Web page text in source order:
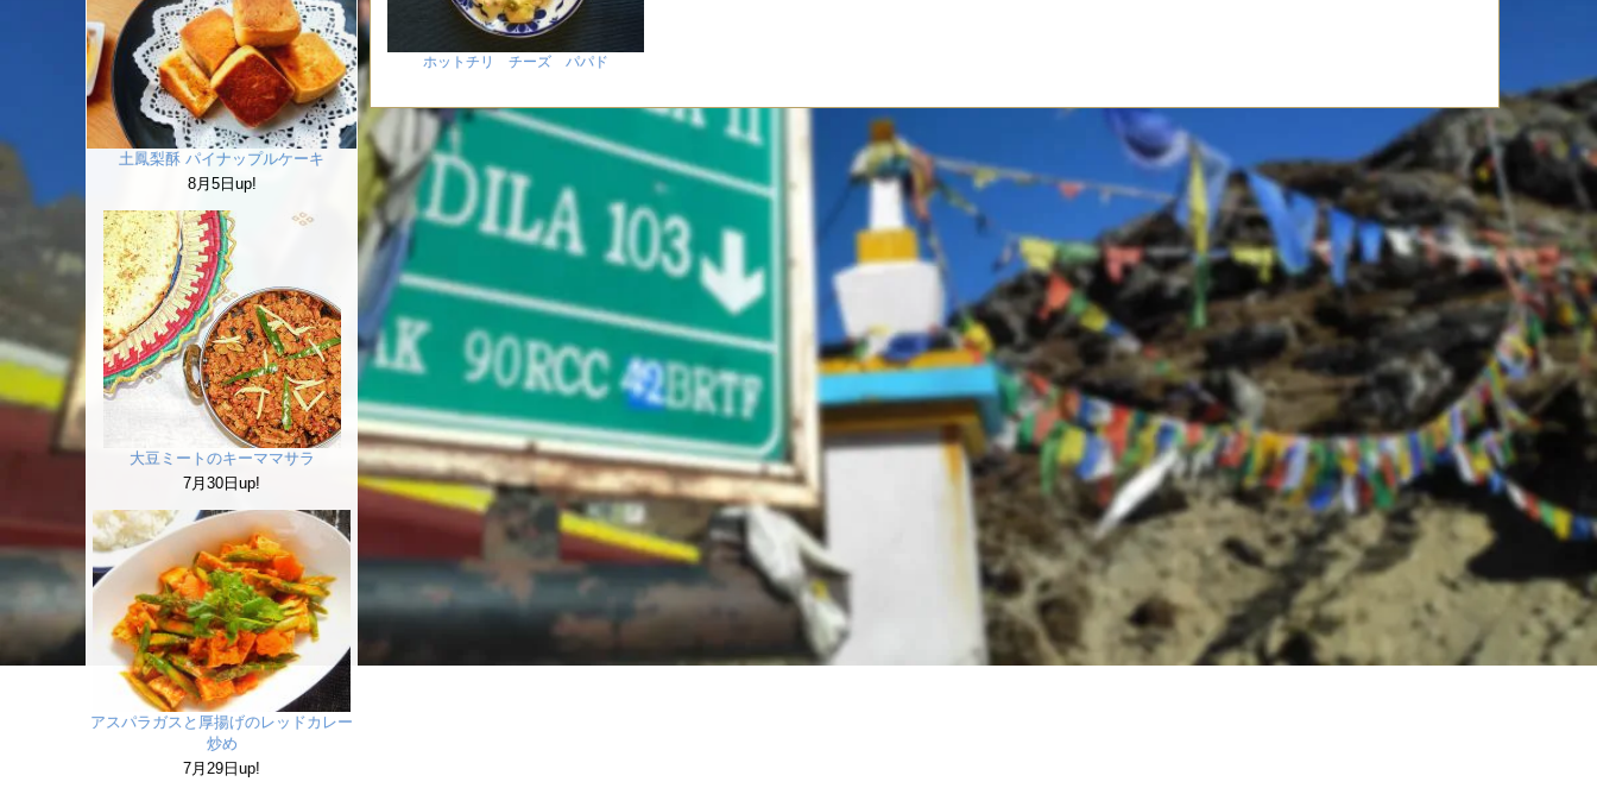
土鳳梨酥 パイナップルケーキ
8月5日up!
大豆ミートのキーママサラ
7月30日up!
アスパラガスと厚揚げのレッドカレー
炒め
7月29日up!
ホットチリ チーズ パパド